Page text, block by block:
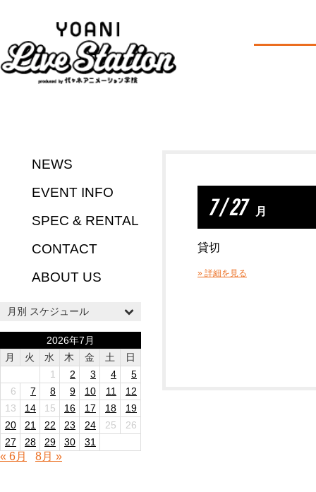
NEWS
EVENT INFO
SPEC & RENTAL
CONTACT
ABOUT US
月別 スケジュール
2026年7月
月
火 水 木 金 土
日
1
2 3 4
5
6
7 8 9 10 11
12
13
14 15 16 17 18
19
20
21 22 23 24 25
26
27
28 29 30 31
« 6月 8月 »
7 / 27 月
貸切
» 詳細を見る